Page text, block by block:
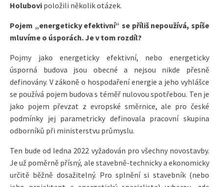
Holubovi položili několik otázek.
Pojem „energeticky efektivní“ se příliš nepoužívá, spíše
mluvíme o úsporách. Je v tom rozdíl?
Pojmy jako energeticky efektivní, nebo energeticky
úsporná budova jsou obecné a nejsou nikde přesně
definovány. V zákoně o hospodaření energie a jeho vyhlášce
se používá pojem budova s téměř nulovou spotřebou. Ten je
jako pojem převzat z evropské směrnice, ale pro české
podmínky jej parametricky definovala pracovní skupina
odborníků při ministerstvu průmyslu.
Ten bude od ledna 2022 vyžadován pro všechny novostavby.
Je už poměrně přísný, ale stavebně-technicky a ekonomicky
určitě běžně dosažitelný. Pro splnění si stavebník (nebo